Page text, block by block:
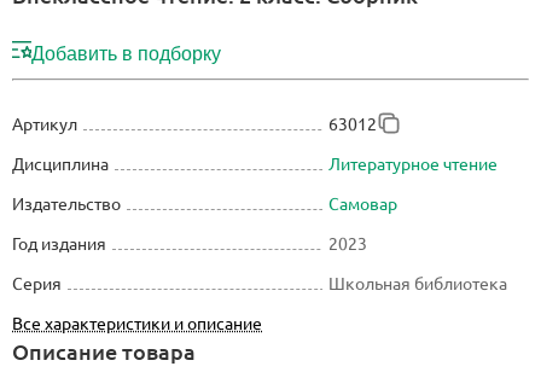
Добавить в подборку
Артикул
63012
Дисциплина
Литературное чтение
Издательство
Самовар
Год издания
2023
Серия
Школьная библиотека
Все характеристики и описание
Описание товара